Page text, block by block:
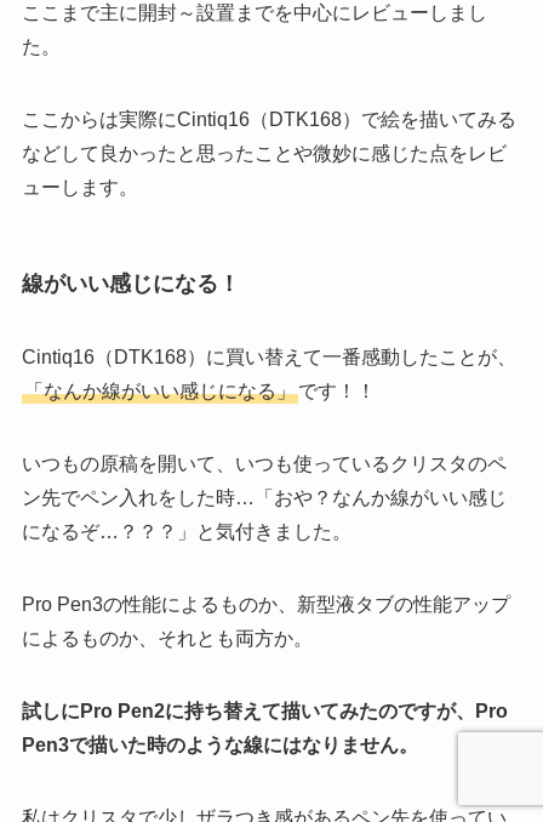
ここまで主に開封～設置までを中心にレビューしまし
た。
ここからは実際にCintiq16（DTK168）で絵を描いてみる
などして良かったと思ったことや微妙に感じた点をレビ
ューします。
線がいい感じになる！
Cintiq16（DTK168）に買い替えて一番感動したことが、
「なんか線がいい感じになる」です！！
いつもの原稿を開いて、いつも使っているクリスタのペ
ン先でペン入れをした時…「おや？なんか線がいい感じ
になるぞ…？？？」と気付きました。
Pro Pen3の性能によるものか、新型液タブの性能アップ
によるものか、それとも両方か。
試しにPro Pen2に持ち替えて描いてみたのですが、Pro
Pen3で描いた時のような線にはなりません。